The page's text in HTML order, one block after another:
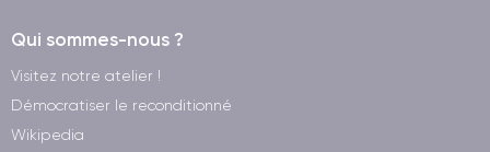
Qui sommes-nous ?
Visitez notre atelier !
Démocratiser le reconditionné
Wikipedia